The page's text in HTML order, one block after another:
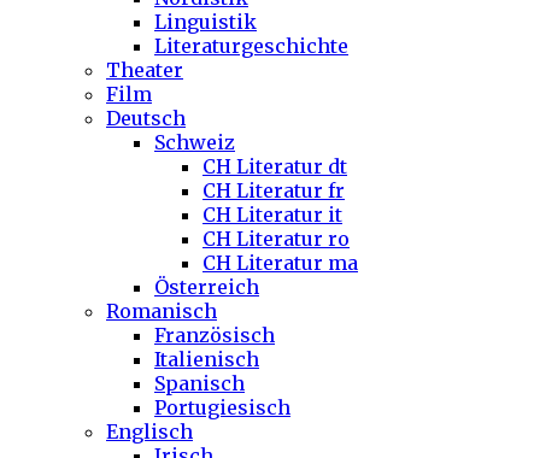
Linguistik
Literaturgeschichte
Theater
Film
Deutsch
Schweiz
CH Literatur dt
CH Literatur fr
CH Literatur it
CH Literatur ro
CH Literatur ma
Österreich
Romanisch
Französisch
Italienisch
Spanisch
Portugiesisch
Englisch